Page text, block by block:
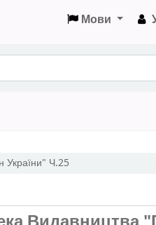
Мови
України" Ч.25